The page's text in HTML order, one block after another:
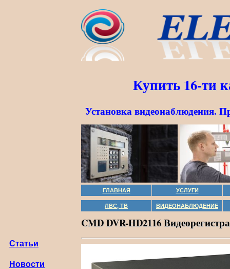
Купить 16-ти
Установка видеонаблюдения.
ГЛАВНАЯ УСЛУГИ
ЛВС, ТВ ВИДЕОНАБЛЮДЕНИЕ
Статьи
Новости
CMD DVR-HD2116